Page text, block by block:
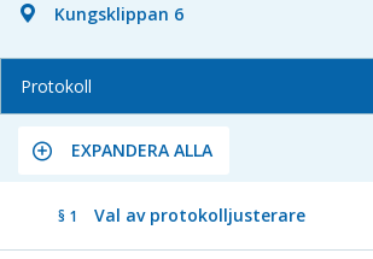
Kungsklippan 6
Protokoll
EXPANDERA ALLA
§ 1 Val av protokolljusterare